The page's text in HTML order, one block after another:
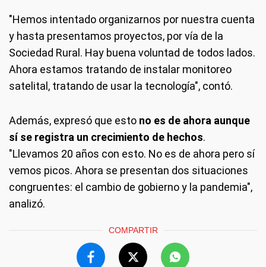
"Hemos intentado organizarnos por nuestra cuenta
y hasta presentamos proyectos, por vía de la
Sociedad Rural. Hay buena voluntad de todos lados.
Ahora estamos tratando de instalar monitoreo
satelital, tratando de usar la tecnología", contó.
Además, expresó que esto no es de ahora aunque
sí se registra un crecimiento de hechos.
"Llevamos 20 años con esto. No es de ahora pero sí
vemos picos. Ahora se presentan dos situaciones
congruentes: el cambio de gobierno y la pandemia",
analizó.
COMPARTIR